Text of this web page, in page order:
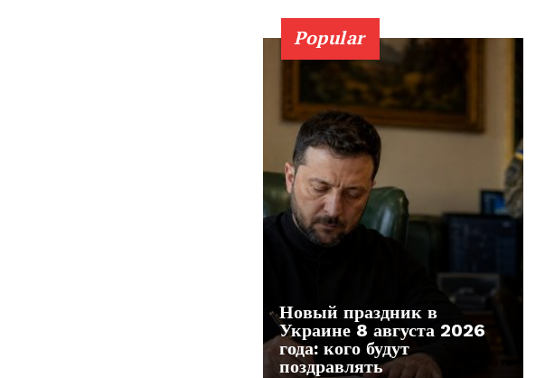
Popular
Новый праздник в
Украине 8 августа 2026
года: кого будут
поздравлять